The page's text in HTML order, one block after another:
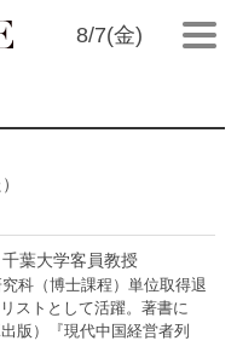
8/7(金)
葉大学客員教授
科（博士課程）単位取得退
ストとして活躍。著書に
版）『現代中国経営者列